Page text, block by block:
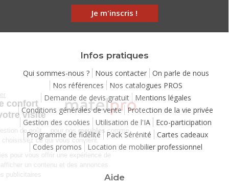
Je m'inscris !
Infos pratiques
Qui sommes-nous ? Nous contacter
On parle de nous
Nos références
Nos catalogues PROS
Demande de devis gratuit
Mentions légales
Conditions générales de vente Protection de la vie privée
Gestion des cookies
Utilisation de l'IA
Eco-participation
Programme de fidélité
Pack Sérénité
Cartes cadeaux
Codes promos
Location de mobilier professionnel
Aide
Continuer sans accepter
Chez Matelpro, le confort
commence dès votre visite
Le confort , c'est une question de goût… pour nosmeubles
comme
pour nos cookies ! Vous choisissez ce qui vous convient.
Nous utilisons des cookies pour vous offrir une expérience de
navigation moelleuse et afficher un contenu et des annonces
personnalisées à des fins publicitaires